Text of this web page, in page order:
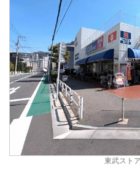
東武スト